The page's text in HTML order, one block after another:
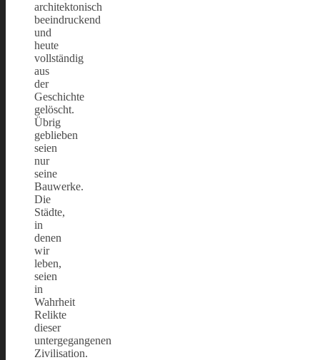
architektonisch
beeindruckend
und
heute
vollständig
aus
der
Geschichte
gelöscht.
Übrig
geblieben
seien
nur
seine
Bauwerke.
Die
Städte,
in
denen
wir
leben,
seien
in
Wahrheit
Relikte
dieser
untergegangenen
Zivilisation.